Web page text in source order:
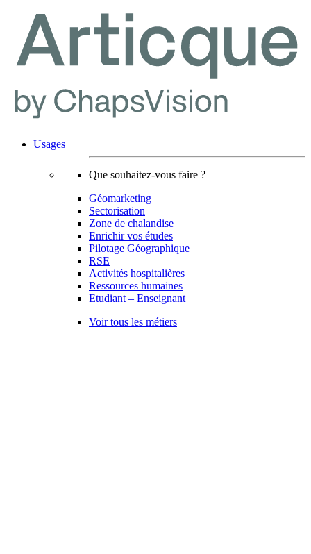
Usages
Que souhaitez-vous faire ?
Géomarketing
Sectorisation
Zone de chalandise
Enrichir vos études
Pilotage Géographique
RSE
Activités hospitalières
Ressources humaines
Etudiant – Enseignant
Voir tous les métiers